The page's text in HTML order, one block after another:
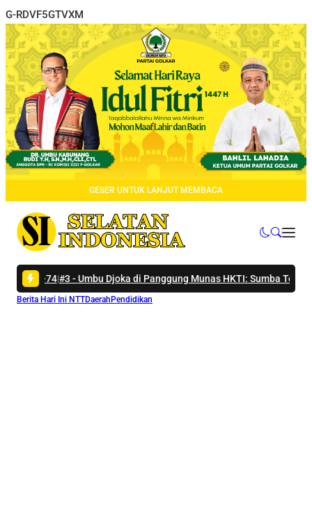
G-RDVF5GTVXM
GESER UNTUK LANJUT MEMBACA
Umbu Djoka di Panggung Munas HKTI: Sumba Tengah Siap Jadi
Berita Hari Ini NTTDaerah Pendidikan